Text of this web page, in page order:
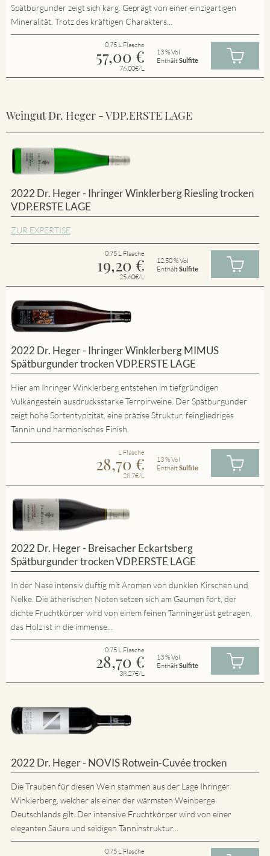
Spätburgunder zeigt sich karg. Geprägt von einer einzigartigen
Mineralität. Trotz des kräftigen Charakters...
0.75 L Flasche
57,00 €
76.00€/L
13 % Vol
EnthältSulfite
Weingut Dr. Heger - VDP.ERSTE LAGE
2022 Dr. Heger - Ihringer Winklerberg Riesling trocken
VDP.ERSTE LAGE
ZUR EXPERTISE
0.75 L Flasche
19,20 €
25.60€/L
12.50 % Vol
EnthältSulfite
2022 Dr. Heger - Ihringer Winklerberg MIMUS
Spätburgunder trocken VDP.ERSTE LAGE
Hier am Ihringer Winklerberg entstehen im tiefgründigen
Vulkangestein ausdrucksstarke Terroirweine. Der Spätburgunder
zeigt hohe Sortentypizität, eine präzise Struktur, feingliedriges
Tannin und harmonisches Finish.
L Flasche
28,70 €
28.7€/L
13 % Vol
EnthältSulfite
2022 Dr. Heger - Breisacher Eckartsberg
Spätburgunder trocken VDP.ERSTE LAGE
In der Nase intensiv duftig mit Aromen von dunklen Kirschen und
Nelke. Die ätherischen Noten setzen sich am Gaumen fort, der
dichte Fruchtkörper wird von einem feinen Tanningerüst getragen,
das Holz ist in die immense...
0.75 L Flasche
28,70 €
38.27€/L
13 % Vol
EnthältSulfite
2022 Dr. Heger - NOVIS Rotwein-Cuvée trocken
Die Trauben für diesen Wein stammen aus der Lage Ihringer
Winklerberg, welcher als einer der wärmsten Weinberge
Deutschlands gilt. Der intensive Fruchtkörper wird von einer
eleganten Säure und seidigen Tanninstruktur...
0.75 L Flasche